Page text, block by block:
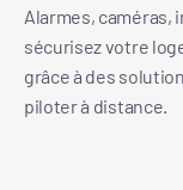
Alarmes, caméras,
sécurisez votre
grâce à des
piloter à distance.